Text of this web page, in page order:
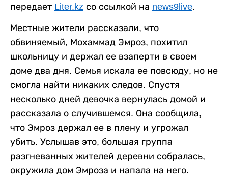
передает Liter.kz со ссылкой на news9live.
Местные жители рассказали, что
обвиняемый, Мохаммад Эмроз, похитил
школьницу и держал ее взаперти в своем
доме два дня. Семья искала ее повсюду, но не
смогла найти никаких следов. Спустя
несколько дней девочка вернулась домой и
рассказала о случившемся. Она сообщила,
что Эмроз держал ее в плену и угрожал
убить. Услышав это, большая группа
разгневанных жителей деревни собралась,
окружила дом Эмроза и напала на него.